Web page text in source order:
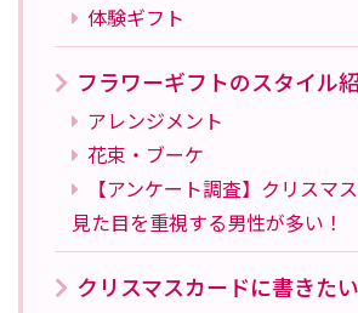
体験ギフト
フラワーギフトのスタイル
アレンジメント
花束・ブーケ
【アンケート調査】クリスマ
見た目を重視する男性が多い！
クリスマスカードに書きた